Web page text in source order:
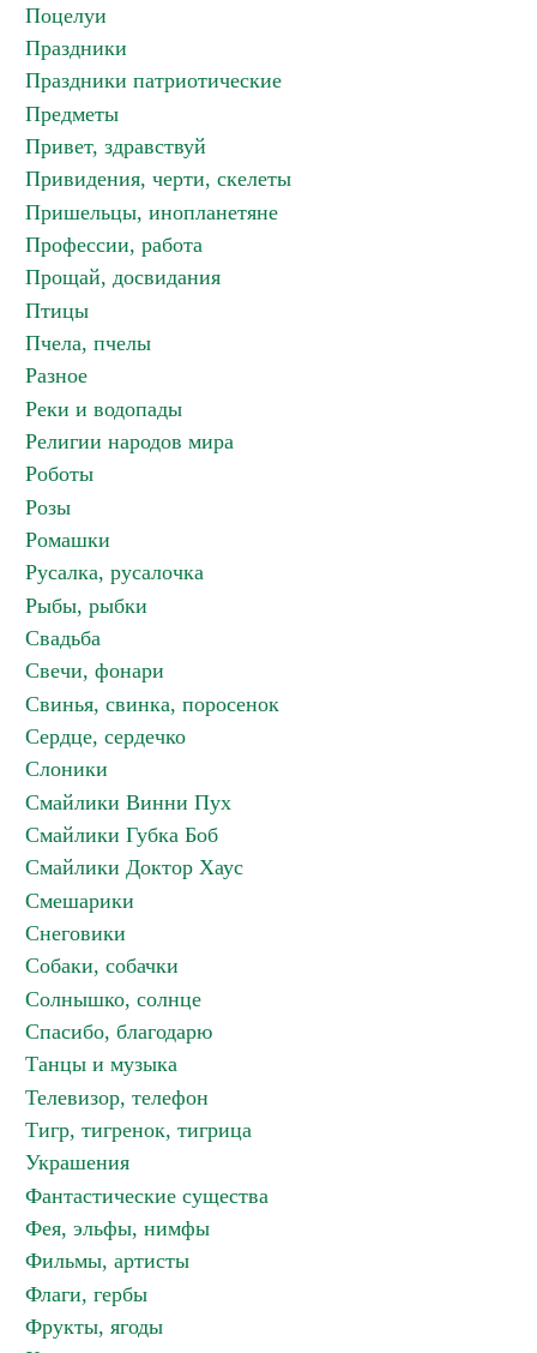
Поцелуи
Праздники
Праздники патриотические
Предметы
Привет, здравствуй
Привидения, черти, скелеты
Пришельцы, инопланетяне
Профессии, работа
Прощай, досвидания
Птицы
Пчела, пчелы
Разное
Реки и водопады
Религии народов мира
Роботы
Розы
Ромашки
Русалка, русалочка
Рыбы, рыбки
Свадьба
Свечи, фонари
Свинья, свинка, поросенок
Сердце, сердечко
Слоники
Смайлики Винни Пух
Смайлики Губка Боб
Смайлики Доктор Хаус
Смешарики
Снеговики
Собаки, собачки
Солнышко, солнце
Спасибо, благодарю
Танцы и музыка
Телевизор, телефон
Тигр, тигренок, тигрица
Украшения
Фантастические существа
Фея, эльфы, нимфы
Фильмы, артисты
Флаги, гербы
Фрукты, ягоды